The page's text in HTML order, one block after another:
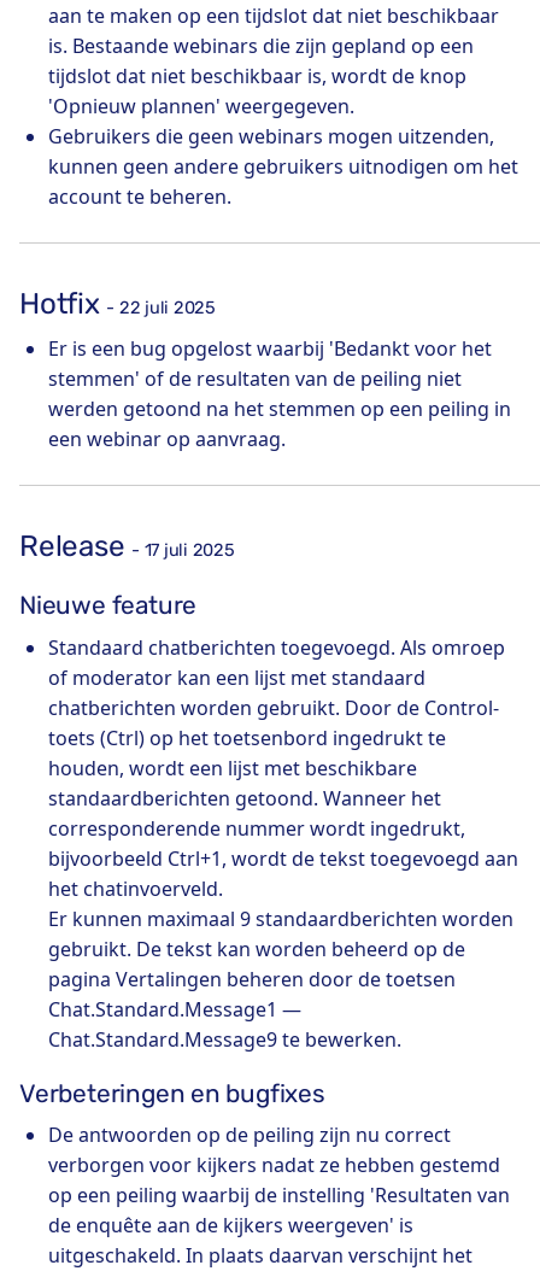
aan te maken op een tijdslot dat niet beschikbaar
is. Bestaande webinars die zijn gepland op een
tijdslot dat niet beschikbaar is, wordt de knop
'Opnieuw plannen' weergegeven.
Gebruikers die geen webinars mogen uitzenden,
kunnen geen andere gebruikers uitnodigen om het
account te beheren.
Hotfix - 22 juli 2025
Er is een bug opgelost waarbij 'Bedankt voor het
stemmen' of de resultaten van de peiling niet
werden getoond na het stemmen op een peiling in
een webinar op aanvraag.
Release - 17 juli 2025
Nieuwe feature
Standaard chatberichten toegevoegd. Als omroep
of moderator kan een lijst met standaard
chatberichten worden gebruikt. Door de Control-
toets (Ctrl) op het toetsenbord ingedrukt te
houden, wordt een lijst met beschikbare
standaardberichten getoond. Wanneer het
corresponderende nummer wordt ingedrukt,
bijvoorbeeld Ctrl+1, wordt de tekst toegevoegd aan
het chatinvoerveld.
Er kunnen maximaal 9 standaardberichten worden
gebruikt. De tekst kan worden beheerd op de
pagina Vertalingen beheren door de toetsen
Chat.Standard.Message1 —
Chat.Standard.Message9 te bewerken.
Verbeteringen en bugfixes
De antwoorden op de peiling zijn nu correct
verborgen voor kijkers nadat ze hebben gestemd
op een peiling waarbij de instelling 'Resultaten van
de enquête aan de kijkers weergeven' is
uitgeschakeld. In plaats daarvan verschijnt het